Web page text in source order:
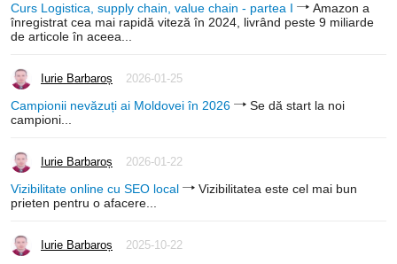
Curs Logistica, supply chain, value chain - partea I
Amazon a
înregistrat cea mai rapidă viteză în 2024, livrând peste 9 miliarde
de articole în aceea...
Iurie Barbaroș 2026-01-25
Campionii nevăzuți ai Moldovei în 2026
Se dă start la noi
campioni...
Iurie Barbaroș 2026-01-22
Vizibilitate online cu SEO local
Vizibilitatea este cel mai bun
prieten pentru o afacere...
Iurie Barbaroș 2025-10-22